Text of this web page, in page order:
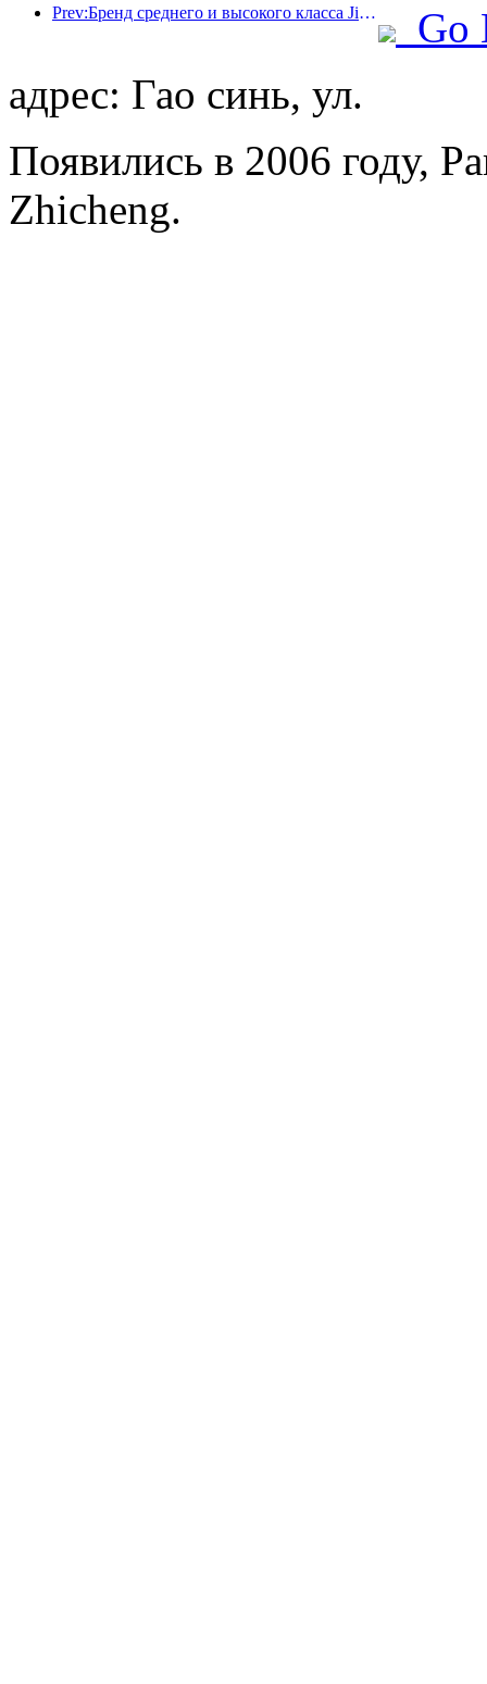
Prev:Бренд среднего и высокого класса Jingsheng Hotel официально отправляется в плавание, открывая новую модель интеграции киберспорта, культуры и туризма.
Go
адрес: Гао синь, ул.
Появились в 2006 году,
Zhicheng.